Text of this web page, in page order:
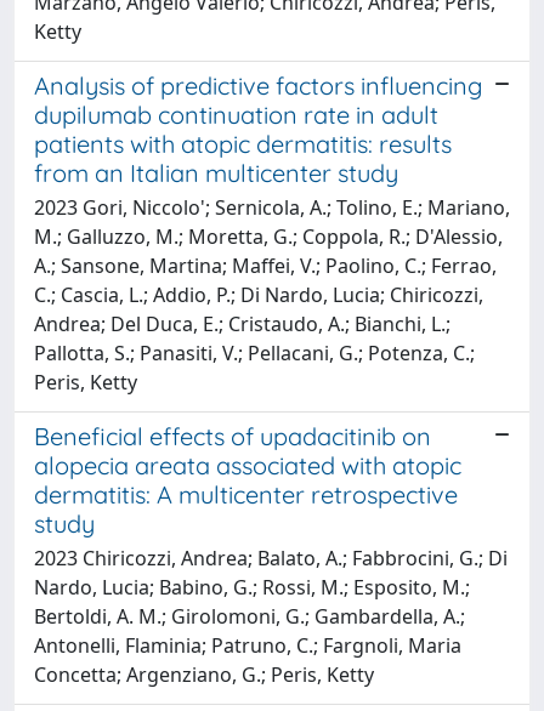
Ketty
Analysis of predictive factors influencing
dupilumab continuation rate in adult
patients with atopic dermatitis: results
from an Italian multicenter study
2023 Gori, Niccolo'; Sernicola, A.; Tolino, E.; Mariano,
M.; Galluzzo, M.; Moretta, G.; Coppola, R.; D'Alessio,
A.; Sansone, Martina; Maffei, V.; Paolino, C.; Ferrao,
C.; Cascia, L.; Addio, P.; Di Nardo, Lucia; Chiricozzi,
Andrea; Del Duca, E.; Cristaudo, A.; Bianchi, L.;
Pallotta, S.; Panasiti, V.; Pellacani, G.; Potenza, C.;
Peris, Ketty
Beneficial effects of upadacitinib on
alopecia areata associated with atopic
dermatitis: A multicenter retrospective
study
2023 Chiricozzi, Andrea; Balato, A.; Fabbrocini, G.; Di
Nardo, Lucia; Babino, G.; Rossi, M.; Esposito, M.;
Bertoldi, A. M.; Girolomoni, G.; Gambardella, A.;
Antonelli, Flaminia; Patruno, C.; Fargnoli, Maria
Concetta; Argenziano, G.; Peris, Ketty